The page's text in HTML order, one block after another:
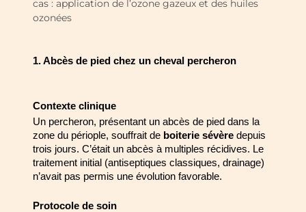
1. Abcès de pied chez un cheval percheron
Contexte clinique
Un percheron, présentant un abcès de pied dans la
zone du périople, souffrait de boiterie sévère depuis
traitement initial (antiseptiques classiques, drainage)
n’avait pas permis une évolution favorable.
Protocole de soin